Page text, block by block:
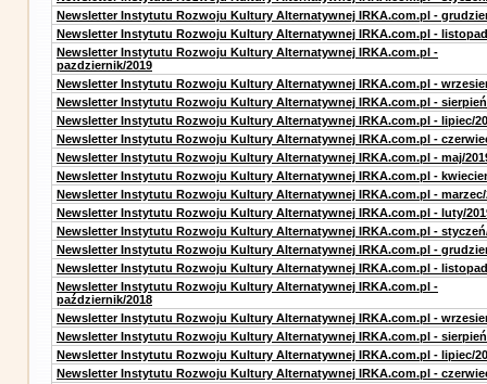
Newsletter Instytutu Rozwoju Kultury Alternatywnej IRKA.com.pl -
Newsletter Instytutu Rozwoju Kultury Alternatywnej IRKA.com.pl -
Newsletter Instytutu Rozwoju Kultury Alternatywnej IRKA.com.pl -
pazdziernik/2019
Newsletter Instytutu Rozwoju Kultury Alternatywnej IRKA.com.pl -
Newsletter Instytutu Rozwoju Kultury Alternatywnej IRKA.com.pl -
Newsletter Instytutu Rozwoju Kultury Alternatywnej IRKA.com.pl - lipiec/
Newsletter Instytutu Rozwoju Kultury Alternatywnej IRKA.com.pl -
Newsletter Instytutu Rozwoju Kultury Alternatywnej IRKA.com.pl - maj/
Newsletter Instytutu Rozwoju Kultury Alternatywnej IRKA.com.pl -
Newsletter Instytutu Rozwoju Kultury Alternatywnej IRKA.com.pl - marzec/
Newsletter Instytutu Rozwoju Kultury Alternatywnej IRKA.com.pl - luty/
Newsletter Instytutu Rozwoju Kultury Alternatywnej IRKA.com.pl -
Newsletter Instytutu Rozwoju Kultury Alternatywnej IRKA.com.pl -
Newsletter Instytutu Rozwoju Kultury Alternatywnej IRKA.com.pl -
Newsletter Instytutu Rozwoju Kultury Alternatywnej IRKA.com.pl -
październik/2018
Newsletter Instytutu Rozwoju Kultury Alternatywnej IRKA.com.pl -
Newsletter Instytutu Rozwoju Kultury Alternatywnej IRKA.com.pl -
Newsletter Instytutu Rozwoju Kultury Alternatywnej IRKA.com.pl - lipiec/
Newsletter Instytutu Rozwoju Kultury Alternatywnej IRKA.com.pl -